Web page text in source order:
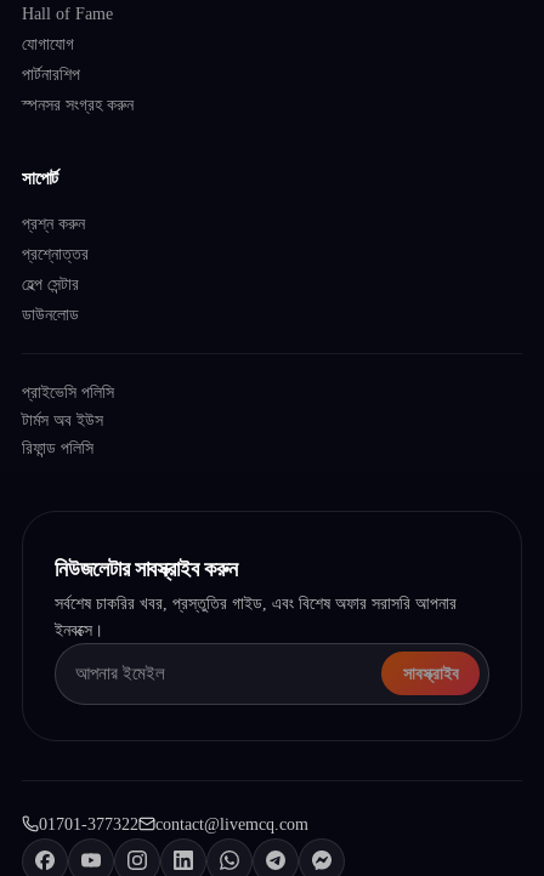
Hall of Fame
যোগাযোগ
পার্টনারশিপ
স্পনসর সংগ্রহ করুন
সাপোর্ট
প্রশ্ন করুন
প্রশ্নোত্তর
হেল্প সেন্টার
ডাউনলোড
প্রাইভেসি পলিসি
টার্মস অব ইউস
রিফান্ড পলিসি
নিউজলেটার সাবস্ক্রাইব করুন
সর্বশেষ চাকরির খবর, প্রস্তুতির গাইড, এবং বিশেষ অফার সরাসরি আপনার
ইনবক্সে।
সাবস্ক্রাইব
01701-377322 contact@livemcq.com